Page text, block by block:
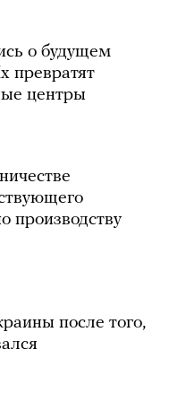
о будущем
превратят
центры
производству
после того,